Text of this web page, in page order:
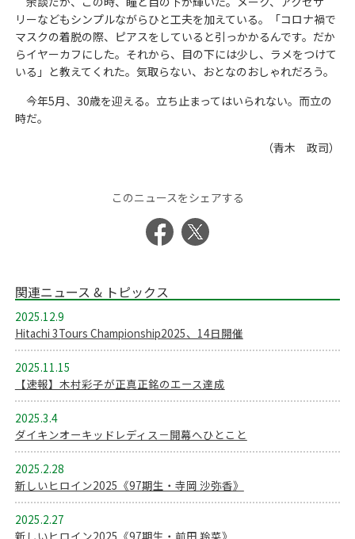
リーなどもシンプルながらひと工夫を加えている。「コロナ禍で
マスクの着脱の際、ピアスをしていると引っかかるんです。だか
らイヤーカフにした。それから、目の下には少し、ラメをつけて
いる」と教えてくれた。気取らない、おとなのおしゃれだろう。
今年5月、30歳を迎える。立ち止まってはいられない。而立の
時だ。
（青木 政司）
このニュースをシェアする
関連ニュース & トピックス
2025.12.9
Hitachi 3Tours Championship2025、14日開催
2025.11.15
【速報】木村彩子が正真正銘のエース達成
2025.3.4
ダイキンオーキッドレディス－開幕へひとこと
2025.2.28
新しいヒロイン2025《97期生・寺岡 沙弥香》
2025.2.27